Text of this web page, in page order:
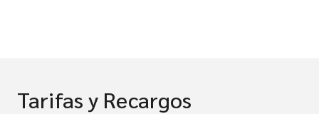
Tarifas y Recargos